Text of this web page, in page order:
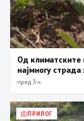
Од климатските
најмногу
пред 3 ч.
ПРИЛОГ